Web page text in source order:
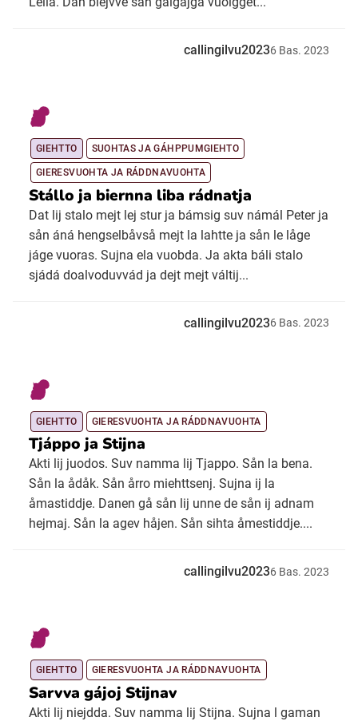
callingilvu20236 Bas. 2023
GIEHTTO SUOHTAS JA GÁHPPUMGIEHTO
GIERESVUOHTA JA RÁDDNAVUOHTA
Stállo ja biernna liba rádnatja
Dat lij stalo mejt lej stur ja bámsig suv námál Peter ja
sån áná hengselbåvså mejt la lahtte ja sån le låge
jáge vuoras. Sujna ela vuobda. Ja akta báli stalo
sjádá doalvoduvvád ja dejt mejt váltij...
callingilvu20236 Bas. 2023
GIEHTTO GIERESVUOHTA JA RÁDDNAVUOHTA
Tjáppo ja Stijna
Akti lij juodos. Suv namma lij Tjappo. Sån la bena.
Sån la ådåk. Sån årro miehttsenj. Sujna ij la
åmastiddje. Danen gå sån lij unne de sån ij adnam
hejmaj. Sån la agev håjen. Sån sihta åmestiddje....
callingilvu20236 Bas. 2023
GIEHTTO GIERESVUOHTA JA RÁDDNAVUOHTA
Sarvva gájoj Stijnav
Akti lij niejdda. Suv namma lij Stijna. Sujna l gaman